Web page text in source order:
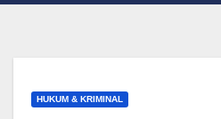
HUKUM & KRIMINAL